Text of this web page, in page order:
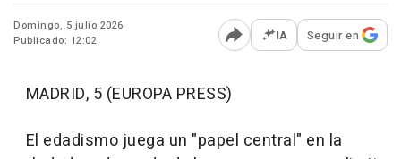
Domingo, 5 julio 2026
Publicado: 12:02
Abrir opciones para
IA Seguir en
MADRID, 5 (EUROPA PRESS)
El edadismo juega un "papel central" en la